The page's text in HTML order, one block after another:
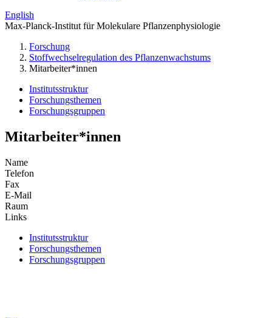
English
Max-Planck-Institut für Molekulare Pflanzenphysiologie
Forschung
Stoffwechselregulation des Pflanzenwachstums
Mitarbeiter*innen
Institutsstruktur
Forschungsthemen
Forschungsgruppen
Mitarbeiter*innen
Name
Telefon
Fax
E-Mail
Raum
Links
Institutsstruktur
Forschungsthemen
Forschungsgruppen